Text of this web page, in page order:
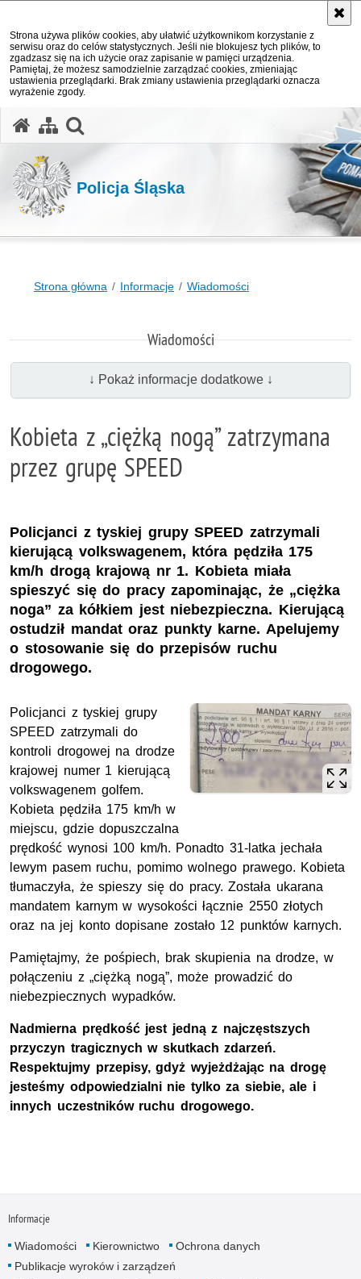
Strona używa plików cookies, aby ułatwić użytkownikom korzystanie z
serwisu oraz do celów statystycznych. Jeśli nie blokujesz tych plików, to
zgadzasz się na ich użycie oraz zapisanie w pamięci urządzenia.
Pamiętaj, że możesz samodzielnie zarządzać cookies, zmieniając
ustawienia przeglądarki. Brak zmiany ustawienia przeglądarki oznacza
wyrażenie zgody.
Policja Śląska
Strona główna Informacje Wiadomości
Wiadomości
↓ Pokaż informacje dodatkowe ↓
Kobieta z „ciężką nogą” zatrzymana
przez grupę SPEED
Policjanci z tyskiej grupy SPEED zatrzymali
kierującą volkswagenem, która pędziła 175
km/h drogą krajową nr 1. Kobieta miała
spieszyć się do pracy zapominając, że „ciężka
noga” za kółkiem jest niebezpieczna. Kierującą
ostudził mandat oraz punkty karne. Apelujemy
o stosowanie się do przepisów ruchu
drogowego.
Policjanci z tyskiej grupy
SPEED zatrzymali do
kontroli drogowej na drodze
krajowej numer 1 kierującą
volkswagenem golfem.
Kobieta pędziła 175 km/h w
miejscu, gdzie dopuszczalna
prędkość wynosi 100 km/h. Ponadto 31-latka jechała
lewym pasem ruchu, pomimo wolnego prawego. Kobieta
tłumaczyła, że spieszy się do pracy. Została ukarana
mandatem karnym w wysokości łącznie 2550 złotych
oraz na jej konto dopisane zostało 12 punktów karnych.
Pamiętajmy, że pośpiech, brak skupienia na drodze, w
połączeniu z „ciężką nogą”, może prowadzić do
niebezpiecznych wypadków.
Nadmierna prędkość jest jedną z najczęstszych
przyczyn tragicznych w skutkach zdarzeń.
Respektujmy przepisy, gdyż wyjeżdżając na drogę
jesteśmy odpowiedzialni nie tylko za siebie, ale i
innych uczestników ruchu drogowego.
Informacje
Wiadomości Kierownictwo
Ochrona danych
Publikacje wyroków i zarządzeń